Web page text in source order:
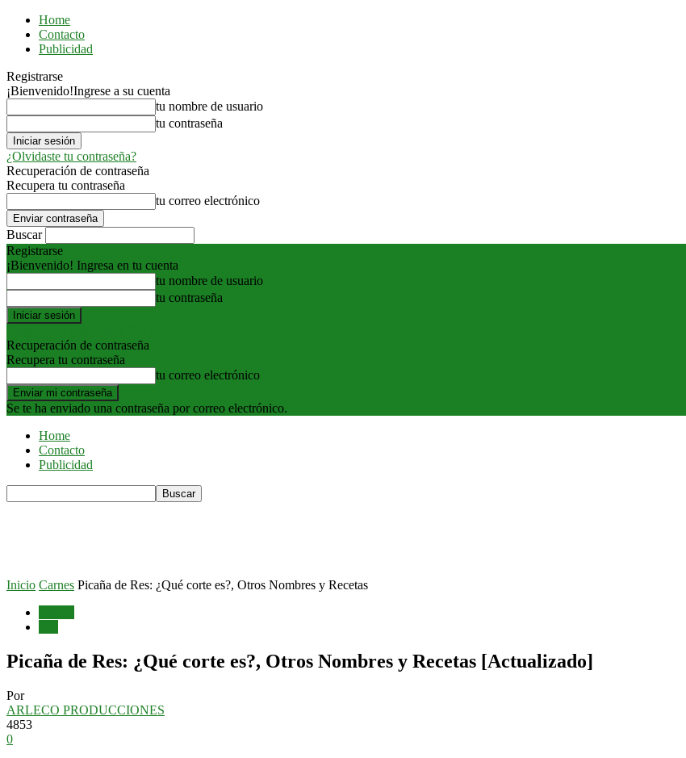
Home
Contacto
Publicidad
Registrarse
¡Bienvenido!Ingrese a su cuenta
tu nombre de usuario
tu contraseña
¿Olvidaste tu contraseña?
Recuperación de contraseña
Recupera tu contraseña
tu correo electrónico
Buscar
Registrarse
¡Bienvenido! Ingresa en tu cuenta
tu nombre de usuario
tu contraseña
Recuperación de contraseña
Recupera tu contraseña
tu correo electrónico
Se te ha enviado una contraseña por correo electrónico.
Home
Contacto
Publicidad
Inicio Carnes Picaña de Res: ¿Qué corte es?, Otros Nombres y Recetas
Picaña de Res: ¿Qué corte es?, Otros Nombres y Recetas [Actualizado]
Por
ARLECO PRODUCCIONES
4853
0